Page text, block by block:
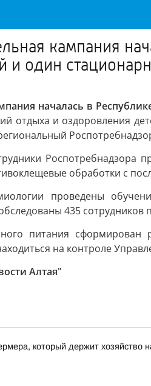
кампания
и один
началась в
отдыха и оздоровления
обработки с
проведены
435
питания
на контроле
Алтая"
который держит